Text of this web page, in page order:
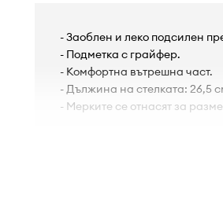
- Заоблен и леко подсилен
- Подметка с грайфер.
- Комфортна вътрешна част.
- Дължина на стелката: 26,5
- Мерките се отнасят за